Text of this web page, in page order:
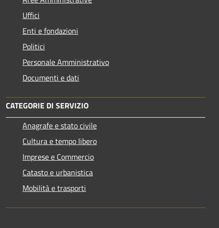
Uffici
Enti e fondazioni
Politici
Personale Amministrativo
Documenti e dati
CATEGORIE DI SERVIZIO
Anagrafe e stato civile
Cultura e tempo libero
Imprese e Commercio
Catasto e urbanistica
Mobilità e trasporti